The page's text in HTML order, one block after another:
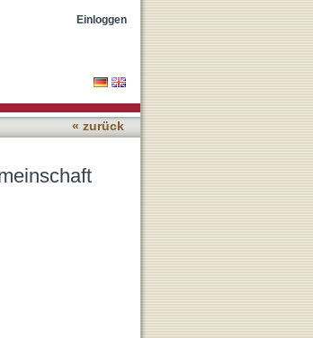
Einloggen
« zurück